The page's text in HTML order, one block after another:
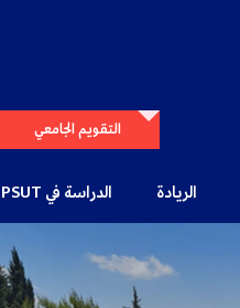
التقويم الجامعي
الريادة الدراسة في PSUT